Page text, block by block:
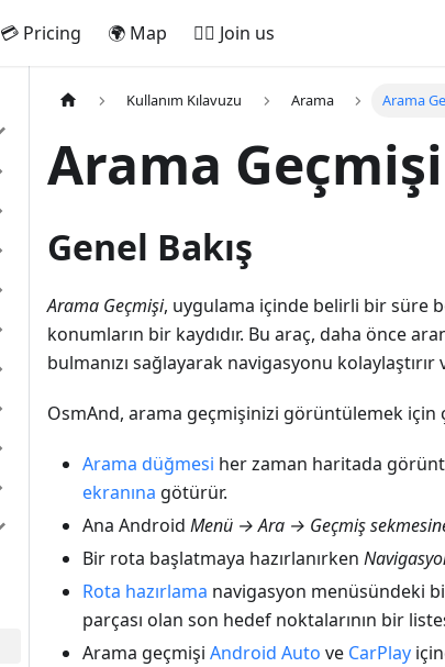
💳 Pricing 🌍 Map 🚵‍♂️ Join us
Kullanım Kılavuzu Arama Arama
Arama Geçmişi
Genel Bakış
Arama Geçmişi, uygulama içinde belirli bir süre
konumların bir kaydıdır. Bu araç, daha önce
bulmanızı sağlayarak navigasyonu
OsmAnd, arama geçmişinizi görüntülemek için
Arama düğmesi her zaman haritada
ekranına götürür.
Ana Android Menü → Ara → Geçmiş
Bir rota başlatmaya hazırlanırken
Rota hazırlama navigasyon menüsündeki
parçası olan son hedef noktalarının bir
Arama geçmişi Android Auto ve CarPlay